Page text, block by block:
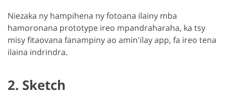
Niezaka ny hampihena ny fotoana ilainy mba
hamoronana prototype ireo mpandraharaha, ka tsy
misy fitaovana fanampiny ao amin'ilay app, fa ireo tena
ilaina indrindra.
2. Sketch